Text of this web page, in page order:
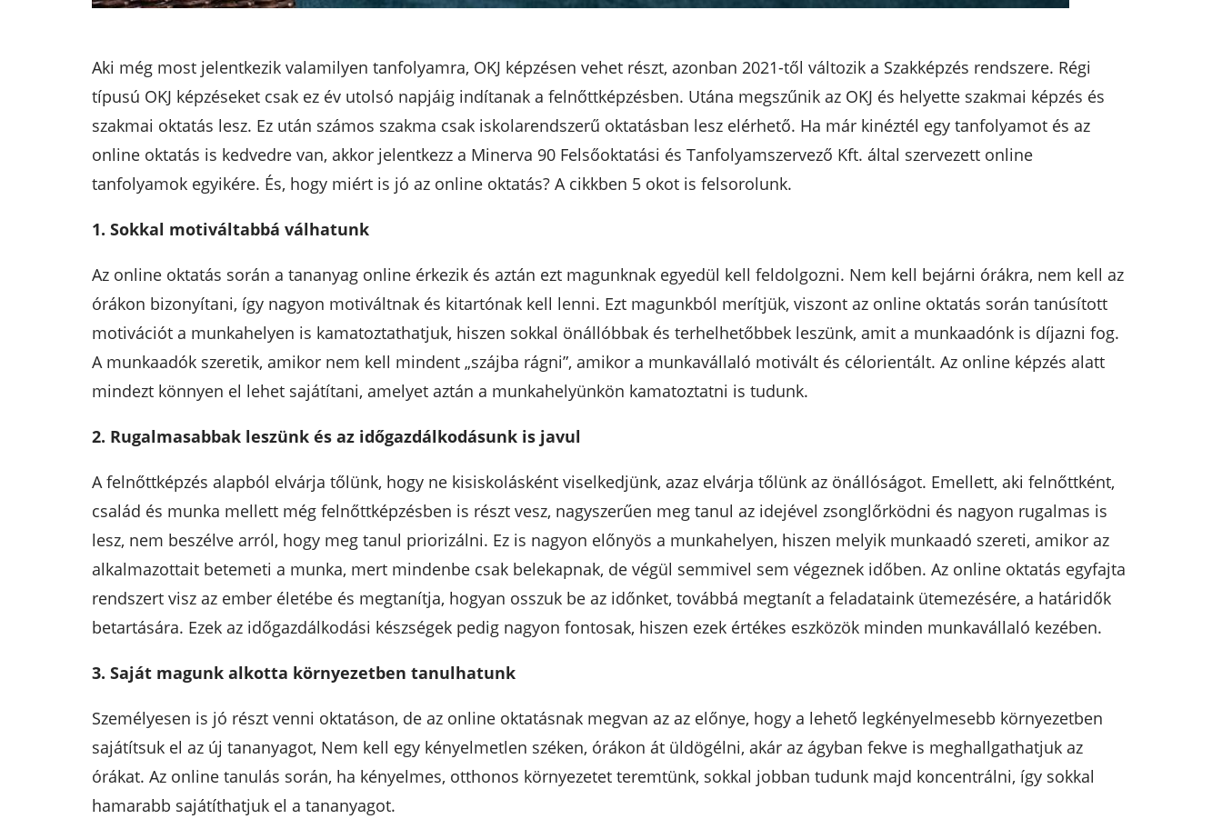
Aki még most jelentkezik valamilyen tanfolyamra, OKJ képzésen vehet részt, azonban 2021-től változik a Szakképzés rendszere. Régi
típusú OKJ képzéseket csak ez év utolsó napjáig indítanak a felnőttképzésben. Utána megszűnik az OKJ és helyette szakmai képzés és
szakmai oktatás lesz. Ez után számos szakma csak iskolarendszerű oktatásban lesz elérhető. Ha már kinéztél egy tanfolyamot és az
online oktatás is kedvedre van, akkor jelentkezz a Minerva 90 Felsőoktatási és Tanfolyamszervező Kft. által szervezett online
tanfolyamok egyikére. És, hogy miért is jó az online oktatás? A cikkben 5 okot is felsorolunk.
1. Sokkal motiváltabbá válhatunk
Az online oktatás során a tananyag online érkezik és aztán ezt magunknak egyedül kell feldolgozni. Nem kell bejárni órákra, nem kell az
órákon bizonyítani, így nagyon motiváltnak és kitartónak kell lenni. Ezt magunkból merítjük, viszont az online oktatás során tanúsított
motivációt a munkahelyen is kamatoztathatjuk, hiszen sokkal önállóbbak és terhelhetőbbek leszünk, amit a munkaadónk is díjazni fog.
A munkaadók szeretik, amikor nem kell mindent „szájba rágni”, amikor a munkavállaló motivált és célorientált. Az online képzés alatt
mindezt könnyen el lehet sajátítani, amelyet aztán a munkahelyünkön kamatoztatni is tudunk.
2. Rugalmasabbak leszünk és az időgazdálkodásunk is javul
A felnőttképzés alapból elvárja tőlünk, hogy ne kisiskolásként viselkedjünk, azaz elvárja tőlünk az önállóságot. Emellett, aki felnőttként,
család és munka mellett még felnőttképzésben is részt vesz, nagyszerűen meg tanul az idejével zsonglőrködni és nagyon rugalmas is
lesz, nem beszélve arról, hogy meg tanul priorizálni. Ez is nagyon előnyös a munkahelyen, hiszen melyik munkaadó szereti, amikor az
alkalmazottait betemeti a munka, mert mindenbe csak belekapnak, de végül semmivel sem végeznek időben. Az online oktatás egyfajta
rendszert visz az ember életébe és megtanítja, hogyan osszuk be az időnket, továbbá megtanít a feladataink ütemezésére, a határidők
betartására. Ezek az időgazdálkodási készségek pedig nagyon fontosak, hiszen ezek értékes eszközök minden munkavállaló kezében.
3. Saját magunk alkotta környezetben tanulhatunk
Személyesen is jó részt venni oktatáson, de az online oktatásnak megvan az az előnye, hogy a lehető legkényelmesebb környezetben
sajátítsuk el az új tananyagot, Nem kell egy kényelmetlen széken, órákon át üldögélni, akár az ágyban fekve is meghallgathatjuk az
órákat. Az online tanulás során, ha kényelmes, otthonos környezetet teremtünk, sokkal jobban tudunk majd koncentrálni, így sokkal
hamarabb sajátíthatjuk el a tananyagot.